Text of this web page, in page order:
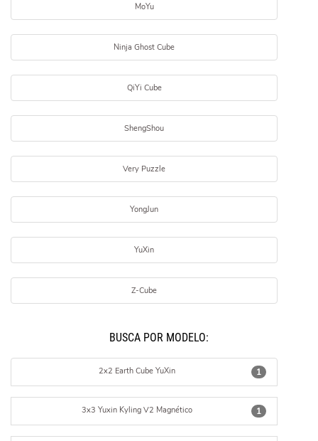
MoYu
Ninja Ghost Cube
QiYi Cube
ShengShou
Very Puzzle
YongJun
YuXin
Z-Cube
BUSCÁ POR MODELO:
1
2x2 Earth Cube YuXin
1
3x3 Yuxin Kyling V2 Magnético